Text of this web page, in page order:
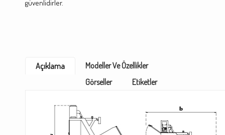
güvenlidirler.
Açıklama
Modeller Ve Özellikler
Görseller
Etiketler